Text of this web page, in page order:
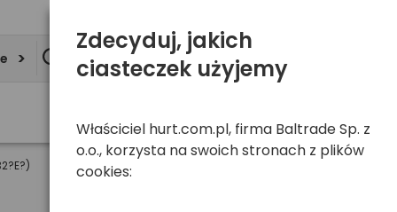
Zdecyduj, jakich
ciasteczek użyjemy
Właściciel hurt.com.pl, firma Baltrade Sp. z
o.o., korzysta na swoich stronach z plików
cookies: